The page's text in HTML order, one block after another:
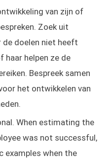
van zijn of
Zoek uit
de doelen niet heeft
haar helpen ze de
Bespreek samen
het ontwikkelen van
When estimating the
was not successful,
examples when the